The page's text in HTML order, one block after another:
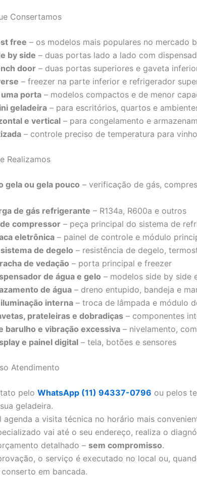
Consertamos
free – os modelos mais populares no mercado
by side – duas portas lado a lado com
door – duas portas superiores e gaveta
– freezer na parte inferior e refrigerador
porta – modelos compactos e de menor
geladeira – para escritórios, quartos e
e vertical – para congelamento e
– controle preciso de temperatura para
Realizamos
gela ou gela pouco – verificação de gás,
de gás refrigerante – R134a, R600a e outros
compressor – peça principal do sistema de
eletrônica – painel de controle e módulo
de degelo – resistência de degelo,
de vedação – porta principal e freezer
de água e gelo – modelos side by side
de água – dreno entupido, bandeja e
interna – troca de lâmpada e módulo
prateleiras e dobradiças – componentes
barulho e vibração excessiva – nivelamento,
e painel digital – tela, botões e sensores
Atendimento
pelo WhatsApp (11) 94337-0796 ou pelos
geladeira.
agenda a visita técnica no horário mais
vai até o seu endereço, realiza o
detalhado – sem compromisso.
o serviço é executado no local ou,
em bancada.